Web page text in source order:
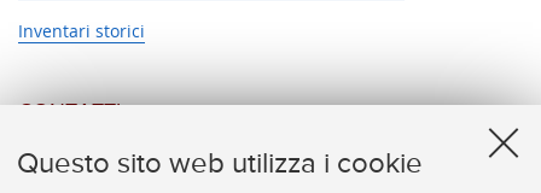
Questo sito web utilizza i cookie
Inventari storici
CONTATTI
Archivio storico